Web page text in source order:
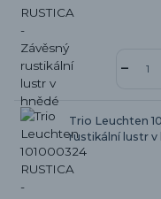
Trio Leuchten
rustikální lustr v